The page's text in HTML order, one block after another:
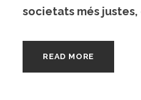
societats més justes,
READ MORE